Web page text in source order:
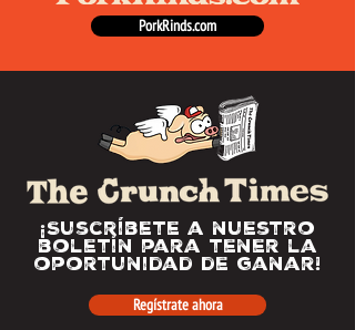
PorkRinds.com
¡Suscríbete a nuestro
boletín para tener la
oportunidad de ganar!
Regístrate ahora